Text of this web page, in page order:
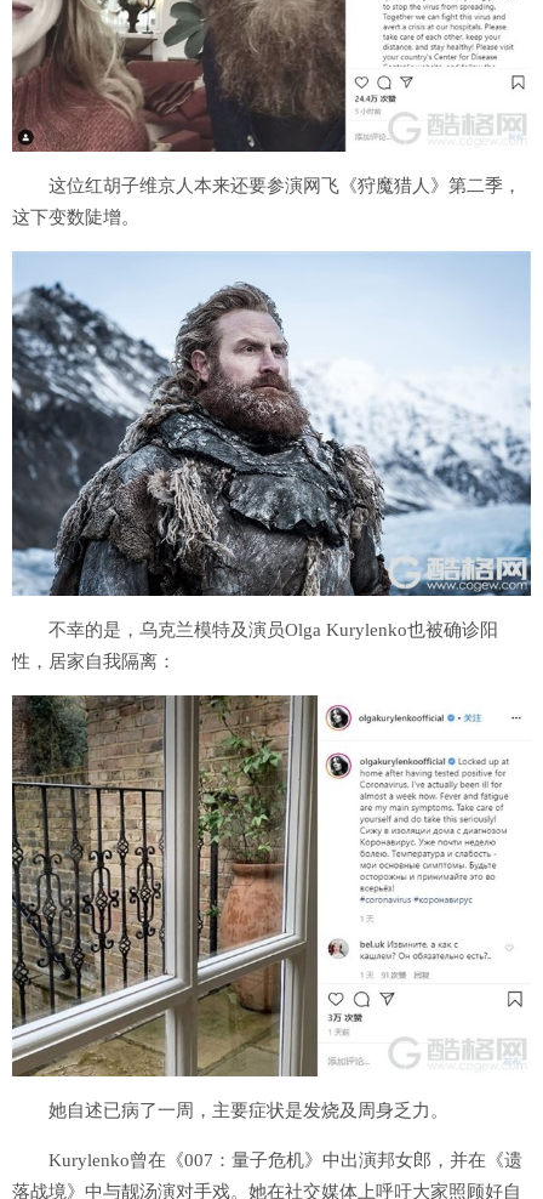
这位红胡子维京人本来还要参演网飞《狩魔猎人》第二季，
这下变数陡增。
不幸的是，乌克兰模特及演员Olga Kurylenko也被确诊阳
性，居家自我隔离：
她自述已病了一周，主要症状是发烧及周身乏力。
Kurylenko曾在《007：量子危机》中出演邦女郎，并在《遗
落战境》中与靓汤演对手戏。她在社交媒体上呼吁大家照顾好自